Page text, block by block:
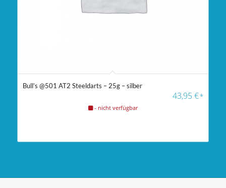
Bull’s @501 AT2 Steeldarts – 25g – silber
43,95€*
- nicht verfügbar